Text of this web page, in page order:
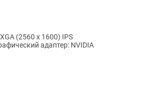
адаптер: NVIDIA